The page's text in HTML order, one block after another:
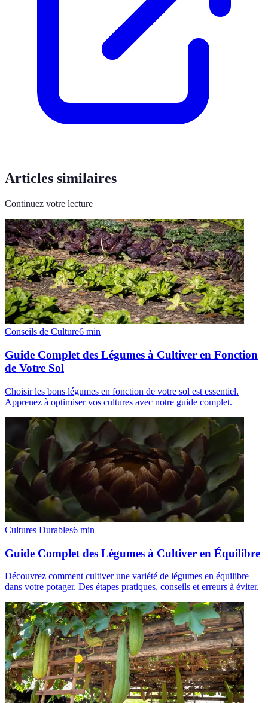
Articles similaires
Continuez votre lecture
Conseils de Culture6 min
Guide Complet des Légumes à Cultiver en Fonction
de Votre Sol
Choisir les bons légumes en fonction de votre sol est essentiel.
Apprenez à optimiser vos cultures avec notre guide complet.
Cultures Durables6 min
Guide Complet des Légumes à Cultiver en Équilibre
Découvrez comment cultiver une variété de légumes en équilibre
dans votre potager. Des étapes pratiques, conseils et erreurs à éviter.